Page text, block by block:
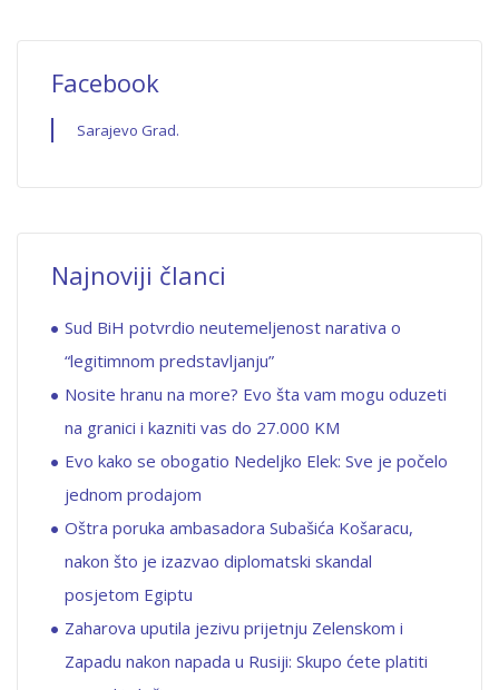
Facebook
Sarajevo Grad.
Najnoviji članci
Sud BiH potvrdio neutemeljenost narativa o
“legitimnom predstavljanju”
Nosite hranu na more? Evo šta vam mogu oduzeti
na granici i kazniti vas do 27.000 KM
Evo kako se obogatio Nedeljko Elek: Sve je počelo
jednom prodajom
Oštra poruka ambasadora Subašića Košaracu,
nakon što je izazvao diplomatski skandal
posjetom Egiptu
Zaharova uputila jezivu prijetnju Zelenskom i
Zapadu nakon napada u Rusiji: Skupo ćete platiti